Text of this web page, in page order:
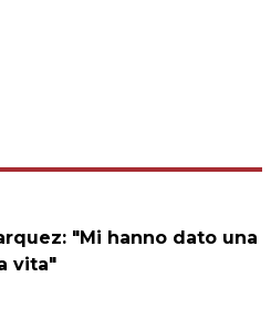
"Mi hanno dato una
vita"